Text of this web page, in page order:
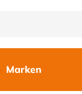
Marken